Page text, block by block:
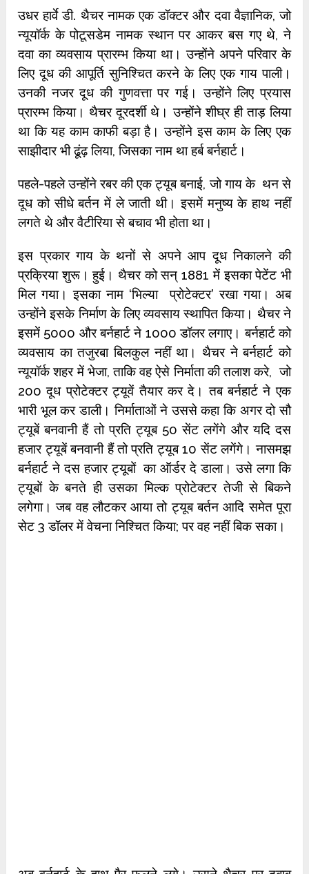
उधर हार्वे डी. थैचर नामक एक डॉक्टर और दवा वैज्ञानिक, जो
न्यूयॉर्क के पोटूसडेम नामक स्थान पर आकर बस गए थे, ने
दवा का व्यवसाय प्रारम्भ किया था। उन्होंने अपने परिवार के
लिए दूध की आपूर्ति सुनिश्चित करने के लिए एक गाय पाली।
उनकी नजर दूध की गुणवत्ता पर गई। उन्होंने लिए प्रयास
प्रारम्भ किया। थैचर दूरदर्शी थे। उन्होंने शीघ्र ही ताड़ लिया
था कि यह काम काफी बड़ा है। उन्होंने इस काम के लिए एक
साझीदार भी ढूंढ़ लिया, जिसका नाम था हर्ब बर्नहार्ट।
पहले-पहले उन्होंने रबर की एक ट्यूब बनाई, जो गाय के थन से
दूध को सीधे बर्तन में ले जाती थी। इसमें मनुष्य के हाथ नहीं
लगते थे और वैटीरिया से बचाव भी होता था।
इस प्रकार गाय के थनों से अपने आप दूध निकालने की
प्रक्रिया शुरू। हुई। थैचर को सन् 1881 में इसका पेटेंट भी
मिल गया। इसका नाम ‘भिल्या प्रोटेक्टर’ रखा गया। अब
उन्होंने इसके निर्माण के लिए व्यवसाय स्थापित किया। थैचर ने
इसमें 5000 और बर्नहार्ट ने 1000 डॉलर लगाए। बर्नहार्ट को
व्यवसाय का तजुरबा बिलकुल नहीं था। थैचर ने बर्नहार्ट को
न्यूयॉर्क शहर में भेजा, ताकि वह ऐसे निर्माता की तलाश करे, जो
200 दूध प्रोटेक्टर ट्यूवें तैयार कर दे। तब बर्नहार्ट ने एक
भारी भूल कर डाली। निर्माताओं ने उससे कहा कि अगर दो सौ
ट्यूबें बनवानी हैं तो प्रति ट्यूब 50 सेंट लगेंगे और यदि दस
हजार ट्यूबें बनवानी हैं तो प्रति ट्यूब 10 सेंट लगेंगे। नासमझ
बर्नहार्ट ने दस हजार ट्यूबों का ऑर्डर दे डाला। उसे लगा कि
ट्यूबों के बनते ही उसका मिल्क प्रोटेक्टर तेजी से बिकने
लगेगा। जब वह लौटकर आया तो ट्यूब बर्तन आदि समेत पूरा
सेट 3 डॉलर में वेचना निश्चित किया; पर वह नहीं बिक सका।